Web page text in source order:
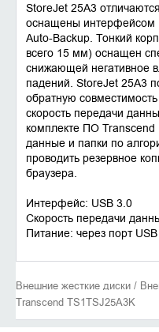
StoreJet 25A3
оснащены интерфейсом
Auto-Backup. Тонкий
всего 15 мм) оснащен
снижающей негативное
падений. StoreJet 25A3
обратную
скорость передачи
комплекте ПО
данные и папки по
проводить резервное
браузера.
Интерфейс: USB 3.0
Скорость передачи
Питание: через порт
Внешние жесткие диски /
Transcend TS1TSJ25A3K